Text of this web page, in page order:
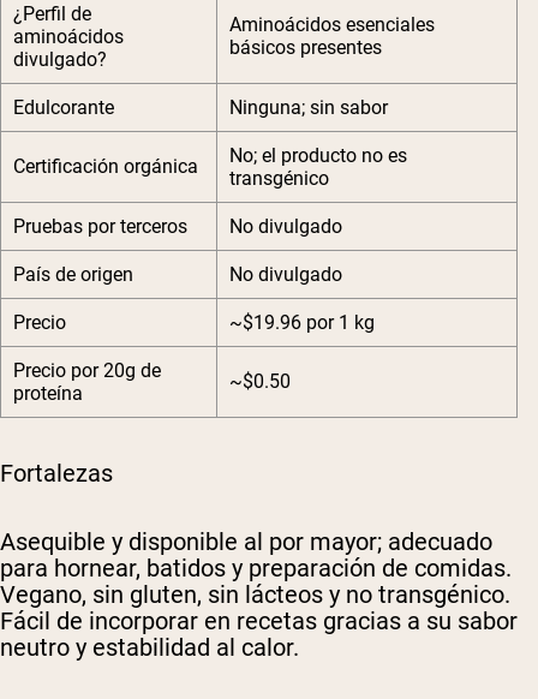
¿Perfil de
aminoácidos
divulgado?
Aminoácidos esenciales
básicos presentes
Edulcorante Ninguna; sin sabor
Certificación orgánica
No; el producto no es
transgénico
Pruebas por terceros No divulgado
País de origen No divulgado
Precio ~$19.96 por 1 kg
Precio por 20g de
proteína
~$0.50
Fortalezas
Asequible y disponible al por mayor; adecuado
para hornear, batidos y preparación de comidas.
Vegano, sin gluten, sin lácteos y no transgénico.
Fácil de incorporar en recetas gracias a su sabor
neutro y estabilidad al calor.